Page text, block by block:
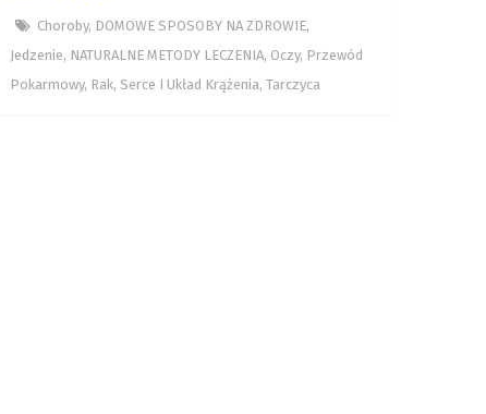
Choroby, DOMOWE SPOSOBY NA ZDROWIE,
Jedzenie, NATURALNE METODY LECZENIA, Oczy, Przewód
Pokarmowy, Rak, Serce I Układ Krążenia,Tarczyca